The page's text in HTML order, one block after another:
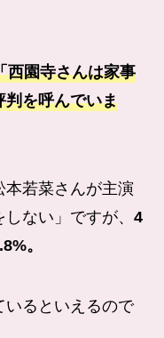
西園寺さんは家事
判を呼んでいま
本若菜さんが主演
ない」ですが、 4
。
いるといえるので